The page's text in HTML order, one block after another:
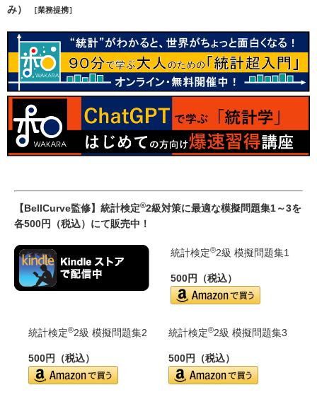
み）
［業務提携］
【BellCurve監修】統計検定®2級対策に最適な模擬問題集1～3を
各500円（税込）にて販売中！
統計検定®2級 模擬問題集1
500円（税込）
統計検定®2級 模擬問題集2
500円（税込）
統計検定®2級 模擬問題集3
500円（税込）